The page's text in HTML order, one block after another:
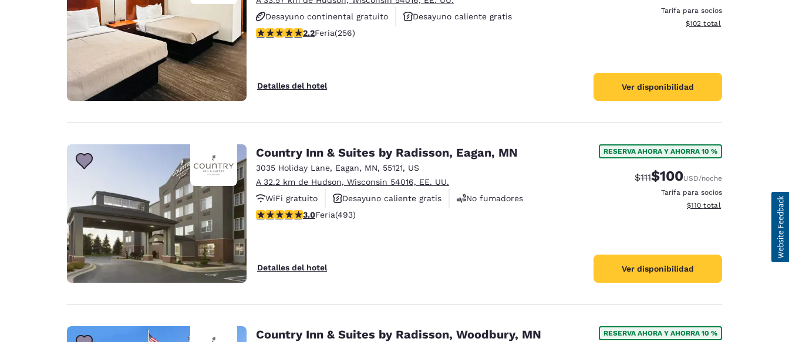
Desayuno continental gratuito
Desayuno caliente gratis
Se aceptan mascotas
calificación de 2.18 estrellas. Feria. 256 reseñas
2.2Feria(256)
Detalles del hotel
Tarifa para socios
Ver detalles del total
$102 total
Ver disponibilidad
Country Inn & Suites by Radisson, Eagan, MN
3035 Holiday Lane, Eagan, MN, 55121, US
A 32.2 km de Hudson, Wisconsin 54016, EE. UU.
WiFi gratuito
Desayuno caliente gratis
No fumadores
calificación de 2.95 estrellas. Feria. 493 reseñas
3.0Feria(493)
Detalles del hotel
RESERVA AHORA Y AHORRA 10 %
Precio tachado:
$111Precio con descuento:
$100USD/noche
Tarifa para socios
Ver detalles del total
$110 total
Ver disponibilidad
Country Inn & Suites by Radisson, Woodbury, MN RESERVA AHORA Y AHORRA 10 %